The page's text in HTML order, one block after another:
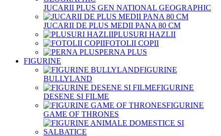
JUCARII PLUS GEN NATIONAL GEOGRAPHIC
JUCARII DE PLUS MEDII PANA 80 CM
PLUSURI HAZLII
FOTOLII COPII
PERNA PLUS
FIGURINE
FIGURINE
BULLYLAND
FIGURINE
DESENE SI FILME
FIGURINE
GAME OF THRONES